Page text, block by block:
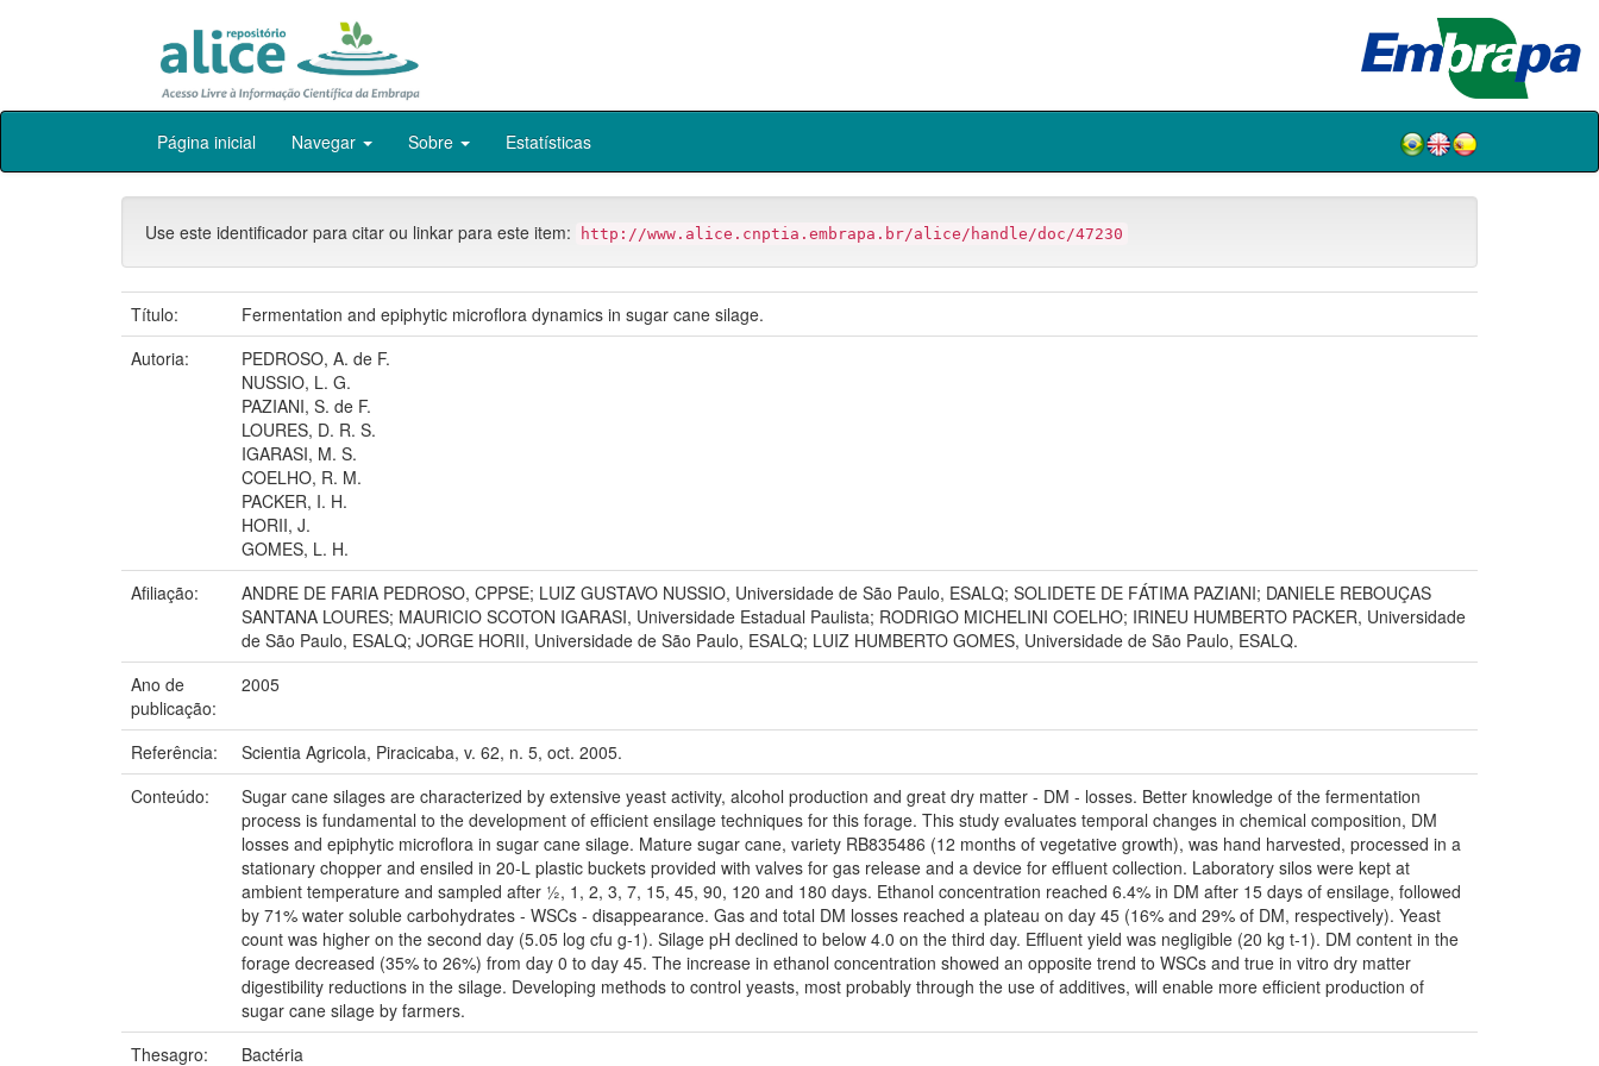
Skip
Página inicial Navegar Sobre Estatísticas
Use este identificador para citar ou linkar para este item: http://www.alice.cnptia.embrapa.br/alice/handle/doc/47230
Título:
Fermentation and epiphytic microflora dynamics in sugar cane silage.
Autoria:
PEDROSO, A. de F.
NUSSIO, L. G.
PAZIANI, S. de F.
LOURES, D. R. S.
IGARASI, M. S.
COELHO, R. M.
PACKER, I. H.
HORII, J.
GOMES, L. H.
Afiliação:
ANDRE DE FARIA PEDROSO, CPPSE; LUIZ GUSTAVO NUSSIO, Universidade de São Paulo, ESALQ; SOLIDETE DE FÁTIMA PAZIANI; DANIELE REBOUÇAS
SANTANA LOURES; MAURICIO SCOTON IGARASI, Universidade Estadual Paulista; RODRIGO MICHELINI COELHO; IRINEU HUMBERTO PACKER, Universidade
de São Paulo, ESALQ; JORGE HORII, Universidade de São Paulo, ESALQ; LUIZ HUMBERTO GOMES, Universidade de São Paulo, ESALQ.
Ano de
publicação:
2005
Referência:
Scientia Agricola, Piracicaba, v. 62, n. 5, oct. 2005.
Conteúdo:
Sugar cane silages are characterized by extensive yeast activity, alcohol production and great dry matter - DM - losses. Better knowledge of the fermentation
process is fundamental to the development of efficient ensilage techniques for this forage. This study evaluates temporal changes in chemical composition, DM
losses and epiphytic microflora in sugar cane silage. Mature sugar cane, variety RB835486 (12 months of vegetative growth), was hand harvested, processed in a
stationary chopper and ensiled in 20-L plastic buckets provided with valves for gas release and a device for effluent collection. Laboratory silos were kept at
ambient temperature and sampled after ½, 1, 2, 3, 7, 15, 45, 90, 120 and 180 days. Ethanol concentration reached 6.4% in DM after 15 days of ensilage, followed
by 71% water soluble carbohydrates - WSCs - disappearance. Gas and total DM losses reached a plateau on day 45 (16% and 29% of DM, respectively). Yeast
count was higher on the second day (5.05 log cfu g-1). Silage pH declined to below 4.0 on the third day. Effluent yield was negligible (20 kg t-1). DM content in the
forage decreased (35% to 26%) from day 0 to day 45. The increase in ethanol concentration showed an opposite trend to WSCs and true in vitro dry matter
digestibility reductions in the silage. Developing methods to control yeasts, most probably through the use of additives, will enable more efficient production of
sugar cane silage by farmers.
Thesagro:
Bactéria